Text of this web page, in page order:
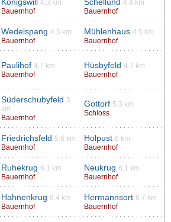
Königswill
4.3 km
Bauernhof
Schellund 4.4 km
Bauernhof
Wedelspang 4.5 km
Bauernhof
Mühlenhaus 4.5 km
Bauernhof
Paulihof 4.7 km
Bauernhof
Hüsbyfeld 4.7 km
Bauernhof
Süderschubyfeld 5
km
Bauernhof
Gottorf 5.3 km
Schloss
Friedrichsfeld 5.6 km
Bauernhof
Holpust 6 km
Bauernhof
Ruhekrug 6.1 km
Bauernhof
Neukrug 6.1 km
Bauernhof
Hahnenkrug 6.4 km
Bauernhof
Hermannsort 6.7 km
Bauernhof